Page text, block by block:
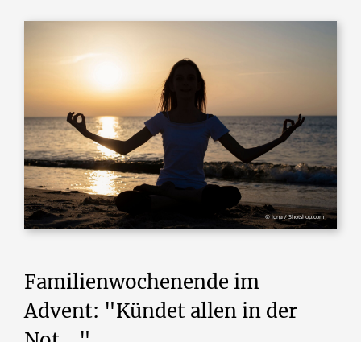
© luna / Shotshop.com
Familienwochenende im
Advent: "Kündet allen in der